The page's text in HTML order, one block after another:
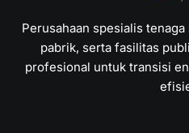
Perusahaan spesialis
pabrik, serta fasilitas
profesional untuk transisi